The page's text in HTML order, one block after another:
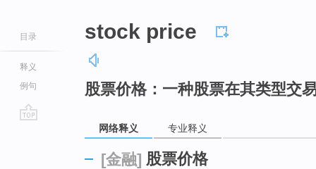
目录
释义
例句
stock price
股票价格：一种股票在其类型交
网络释义 专业释义
[金融] 股票价格